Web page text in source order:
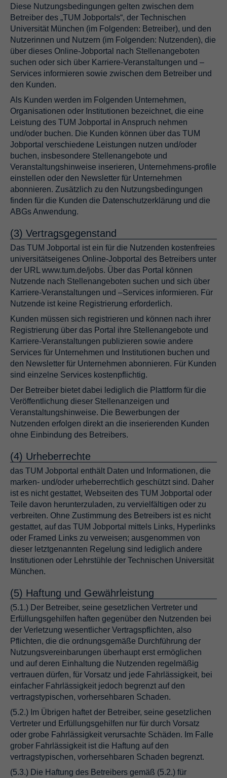
Diese Nutzungsbedingungen gelten zwischen dem
Betreiber des „TUM Jobportals“, der Technischen
Universität München (im Folgenden: Betreiber), und den
Nutzerinnen und Nutzern (im Folgenden: Nutzenden), die
über dieses Online-Jobportal nach Stellenangeboten
suchen oder sich über Karriere-Veranstaltungen und –
Services informieren sowie zwischen dem Betreiber und
den Kunden.
Als Kunden werden im Folgenden Unternehmen,
Organisationen oder Institutionen bezeichnet, die eine
Leistung des TUM Jobportal in Anspruch nehmen
und/oder buchen. Die Kunden können über das TUM
Jobportal verschiedene Leistungen nutzen und/oder
buchen, insbesondere Stellenangebote und
Veranstaltungshinweise inserieren, Unternehmens-profile
einstellen oder den Newsletter für Unternehmen
abonnieren. Zusätzlich zu den Nutzungsbedingungen
finden für die Kunden die Datenschutzerklärung und die
ABGs Anwendung.
(3) Vertragsgegenstand
Das TUM Jobportal ist ein für die Nutzenden kostenfreies
universitätseigenes Online-Jobportal des Betreibers unter
der URL www.tum.de/jobs. Über das Portal können
Nutzende nach Stellenangeboten suchen und sich über
Karriere-Veranstaltungen und –Services informieren. Für
Nutzende ist keine Registrierung erforderlich.
Kunden müssen sich registrieren und können nach ihrer
Registrierung über das Portal ihre Stellenangebote und
Karriere-Veranstaltungen publizieren sowie andere
Services für Unternehmen und Institutionen buchen und
den Newsletter für Unternehmen abonnieren. Für Kunden
sind einzelne Services kostenpflichtig.
Der Betreiber bietet dabei lediglich die Plattform für die
Veröffentlichung dieser Stellenanzeigen und
Veranstaltungshinweise. Die Bewerbungen der
Nutzenden erfolgen direkt an die inserierenden Kunden
ohne Einbindung des Betreibers.
(4) Urheberrechte
das TUM Jobportal enthält Daten und Informationen, die
marken- und/oder urheberrechtlich geschützt sind. Daher
ist es nicht gestattet, Webseiten des TUM Jobportal oder
Teile davon herunterzuladen, zu vervielfältigen oder zu
verbreiten. Ohne Zustimmung des Betreibers ist es nicht
gestattet, auf das TUM Jobportal mittels Links, Hyperlinks
oder Framed Links zu verweisen; ausgenommen von
dieser letztgenannten Regelung sind lediglich andere
Institutionen oder Lehrstühle der Technischen Universität
München.
(5) Haftung und Gewährleistung
(5.1.) Der Betreiber, seine gesetzlichen Vertreter und
Erfüllungsgehilfen haften gegenüber den Nutzenden bei
der Verletzung wesentlicher Vertragspflichten, also
Pflichten, die die ordnungsgemäße Durchführung der
Nutzungsvereinbarungen überhaupt erst ermöglichen
und auf deren Einhaltung die Nutzenden regelmäßig
vertrauen dürfen, für Vorsatz und jede Fahrlässigkeit, bei
einfacher Fahrlässigkeit jedoch begrenzt auf den
vertragstypischen, vorhersehbaren Schaden.
(5.2.) Im Übrigen haftet der Betreiber, seine gesetzlichen
Vertreter und Erfüllungsgehilfen nur für durch Vorsatz
oder grobe Fahrlässigkeit verursachte Schäden. Im Falle
grober Fahrlässigkeit ist die Haftung auf den
vertragstypischen, vorhersehbaren Schaden begrenzt.
(5.3.) Die Haftung des Betreibers gemäß (5.2.) für